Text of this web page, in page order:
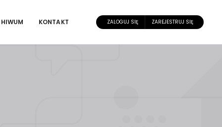
KONTAKT ZALOGUJ SIĘ ZAREJESTRUJ SIĘ